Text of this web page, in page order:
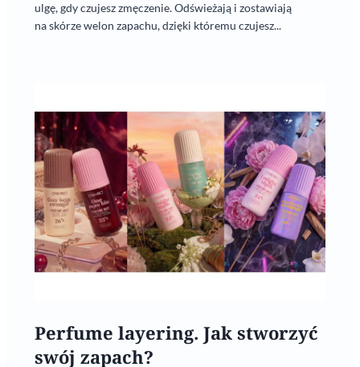
ulgę, gdy czujesz zmęczenie. Odświeżają i zostawiają
na skórze welon zapachu, dzięki któremu czujesz...
Perfume layering. Jak stworzyć
swój zapach?